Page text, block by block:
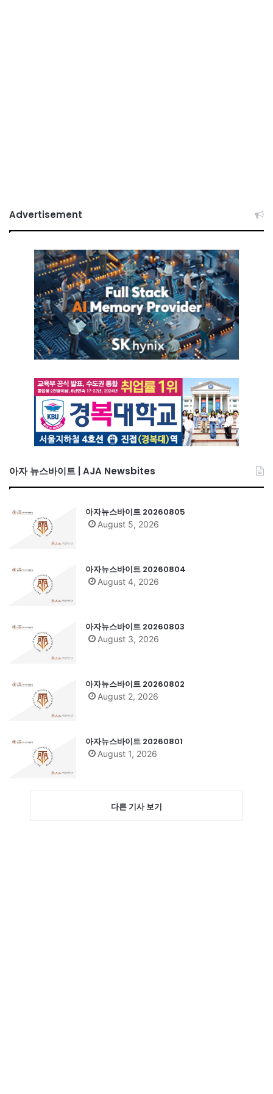
Advertisement
아자 뉴스바이트 | AJA Newsbites
아자뉴스바이트 20260805
August 5, 2026
아자뉴스바이트 20260804
August 4, 2026
아자뉴스바이트 20260803
August 3, 2026
아자뉴스바이트 20260802
August 2, 2026
아자뉴스바이트 20260801
August 1, 2026
다른 기사 보기